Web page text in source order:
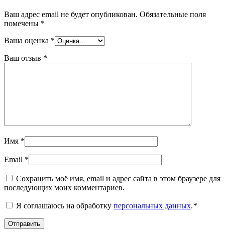
Ваш адрес email не будет опубликован. Обязательные поля
помечены *
Ваша оценка *
Ваш отзыв *
Имя *
Email *
Сохранить моё имя, email и адрес сайта в этом браузере для
последующих моих комментариев.
Я соглашаюсь на обработку персональных данных.*